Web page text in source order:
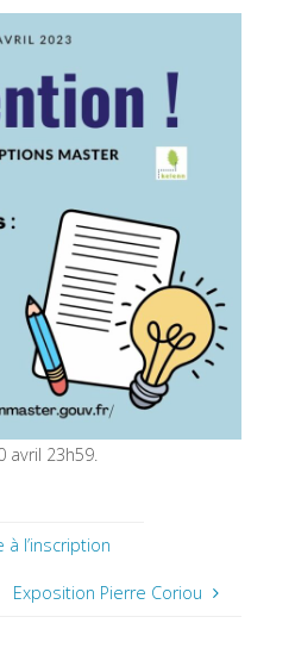
avril 23h59.
à l’inscription
Exposition Pierre Coriou